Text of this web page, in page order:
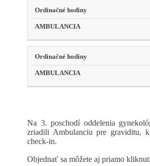
Na 3. poschodí oddelenia
zriadili Ambulanciu pre graviditu,
check-in.
Objednať sa môžete aj priamo